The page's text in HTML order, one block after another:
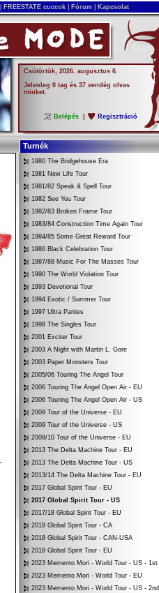
FREESTATE cuccok Fórum Kapcsolat
Csütörtök, 2026. augusztus 6.
Jelenleg 0 tag és 37 vendég olvas
minket.
Belépés Regisztráció
Turnék
1980 The Bridgehouse Era
1981 New Life Tour
1981/82 Speak & Spell Tour
1982 See You Tour
1982/83 Broken Frame Tour
1983/84 Construction Time Again Tour
1984/85 Some Great Reward Tour
1986 Black Celebration Tour
1987/88 Music For The Masses Tour
1990 The World Violation Tour
1993 Devotional Tour
1994 Exotic / Summer Tour
1997 Ultra Parties
1998 The Singles Tour
2001 Exciter Tour
2003 A Night with Martin L. Gore
2003 Paper Monsters Tour
2005/06 Touring The Angel Tour
2006 Touring The Angel Open Air - EU
2006 Touring The Angel Open Air - US
2009 Tour of the Universe - EU
2009 Tour of the Universe - US
2009/10 Tour of the Universe - EU
2013 The Delta Machine Tour - EU
2013 The Delta Machine Tour - US
2013/14 The Delta Machine Tour - EU
2017 Global Spirit Tour - EU
2017 Global Spirit Tour - US
2017/18 Global Spirit Tour - EU
2018 Global Spirit Tour - CA
2018 Global Spirit Tour - CAN-USA
2018 Global Spirit Tour - EU
2023 Memento Mori - World Tour - US - 1st
2023 Memento Mori - World Tour - EU
2023 Memento Mori - World Tour - US - 2nd